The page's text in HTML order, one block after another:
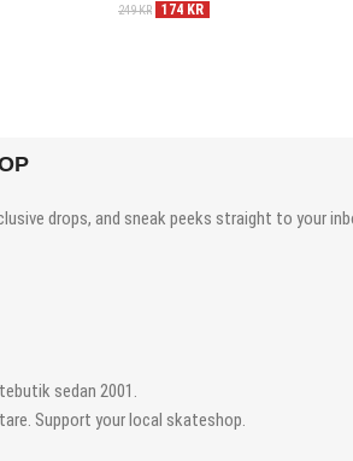
249KR 174 KR
drops, and sneak peeks straight to your
sedan 2001.
Support your local skateshop.